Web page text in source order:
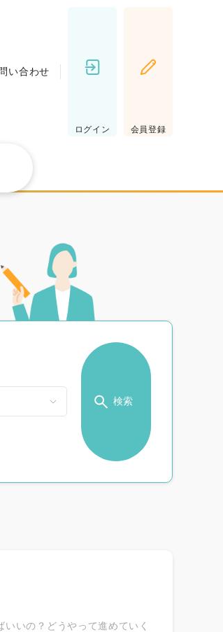
い合わせ
ログイン
会員登録
検索
いの？どうやって進めていく